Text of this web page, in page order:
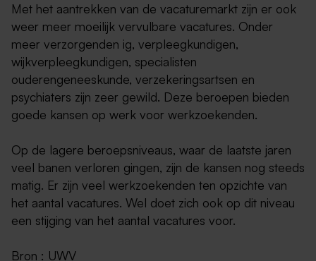
Met het aantrekken van de vacaturemarkt zijn er ook
weer meer moeilijk vervulbare vacatures. Onder
meer verzorgenden ig, verpleegkundigen,
wijkverpleegkundigen, specialisten
ouderengeneeskunde, verzekeringsartsen en
psychiaters zijn zeer gewild. Deze beroepen bieden
goede kansen op werk voor werkzoekenden.
Op de lagere beroepsniveaus, waar de laatste jaren
veel banen verloren gingen, zijn de kansen nog steeds
matig. Er zijn veel werkzoekenden ten opzichte van
het aantal vacatures. Wel doet zich ook op dit niveau
een stijging van het aantal vacatures voor.
Bron : UWV